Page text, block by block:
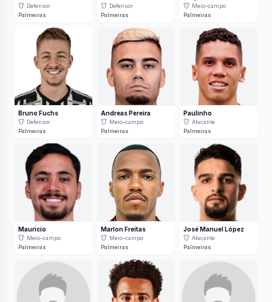
Defensor
Palmeiras
Defensor
Palmeiras
Meio-campo
Palmeiras
Bruno Fuchs
Defensor
Palmeiras
Andreas Pereira
Meio-campo
Palmeiras
Paulinho
Atacante
Palmeiras
Mauricio
Meio-campo
Palmeiras
Marlon Freitas
Meio-campo
Palmeiras
José Manuel López
Atacante
Palmeiras